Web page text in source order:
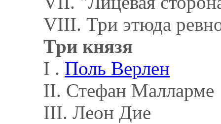
VIII. Три этюда
Три князя
I . Поль Верлен
II. Стефан Малларме
III. Леон Дие